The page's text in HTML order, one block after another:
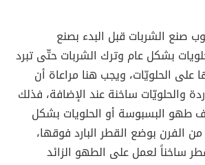
صنع الشربات قبل البدء بصنع
بشكل عام وترك الشربات حتّى تبرد
على الحلويّات، ويجب هنا مراعاة أن
والحلويّات ساخنة عند الإضافة، فذلك
طهو البسبوسة أو الحلويات بشكل
الفرن بوضع القطر البارد فوقها،
ساخناً لعمل على الطهو الزائد